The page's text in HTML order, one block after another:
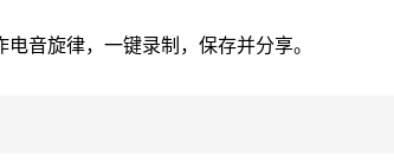
音旋律，一键录制，保存并分享。